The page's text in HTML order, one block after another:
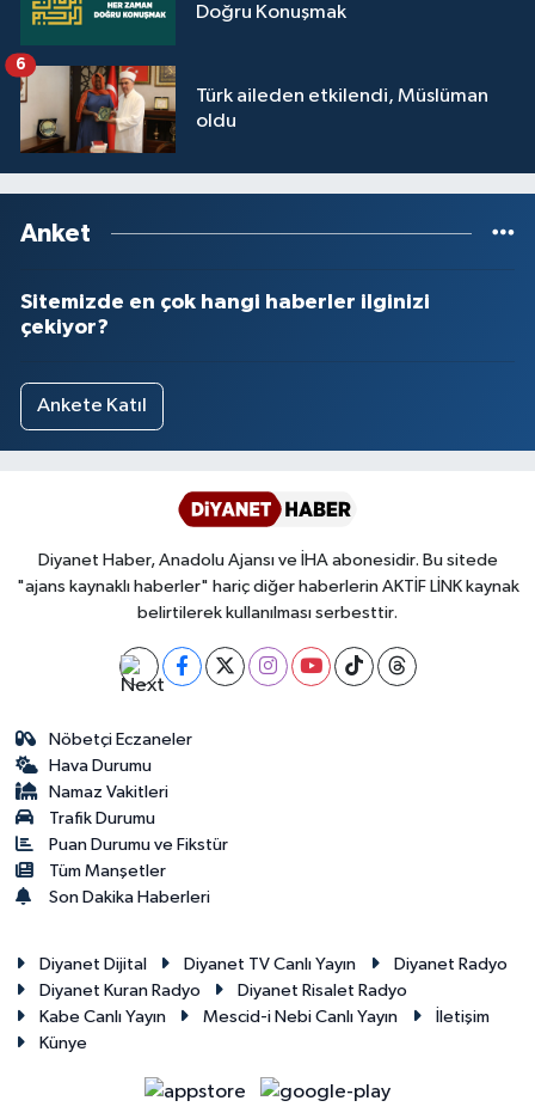
Doğru Konuşmak
Türk aileden etkilendi, Müslüman
oldu
6
Anket
Sitemizde en çok hangi haberler ilginizi
çekiyor?
Ankete Katıl
Diyanet Haber, Anadolu Ajansı ve İHA abonesidir. Bu sitede
"ajans kaynaklı haberler" hariç diğer haberlerin AKTİF LİNK kaynak
belirtilerek kullanılması serbesttir.
Nöbetçi Eczaneler
Hava Durumu
Namaz Vakitleri
Trafik Durumu
Puan Durumu ve Fikstür
Tüm Manşetler
Son Dakika Haberleri
Diyanet Dijital Diyanet TV Canlı Yayın
Diyanet Radyo
Diyanet Kuran Radyo
Diyanet Risalet Radyo
Kabe Canlı Yayın
Mescid-i Nebi Canlı Yayın
İletişim
Künye